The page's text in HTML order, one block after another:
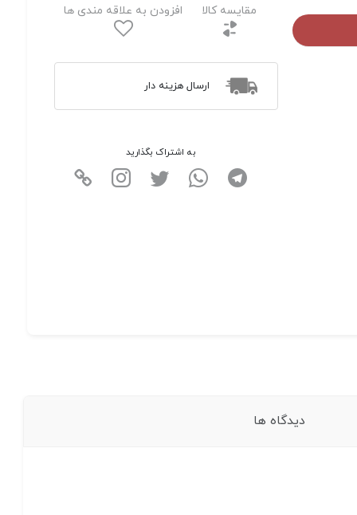
مقایسه کالا افزودن به علاقه مندی ها
ارسال هزینه دار
به اشتراک بگذارید
دیدگاه ها